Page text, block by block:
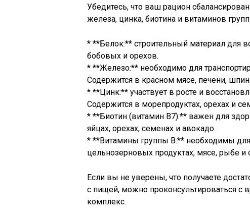
Убедитесь, что ваш рацион
железа, цинка, биотина и витаминов
* **Белок:** строительный материал для
бобовых и орехов.
* **Железо:** необходимо для
Содержится в красном мясе, печени,
* **Цинк:** участвует в росте и
Содержится в морепродуктах, орехах и
* **Биотин (витамин B7):** важен для
яйцах, орехах, семенах и авокадо.
* **Витамины группы B:** необходимы
цельнозерновых продуктах, мясе, рыбе и
Если вы не уверены, что получаете
с пищей, можно проконсультироваться с
комплекс.